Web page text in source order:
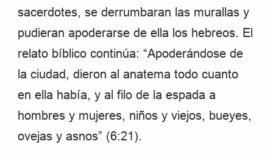
sacerdotes, se derrumbaran las murallas y
pudieran apoderarse de ella los hebreos. El
relato bíblico continúa: “Apoderándose de
la ciudad, dieron al anatema todo cuanto
en ella había, y al filo de la espada a
hombres y mujeres, niños y viejos, bueyes,
ovejas y asnos” (6:21).